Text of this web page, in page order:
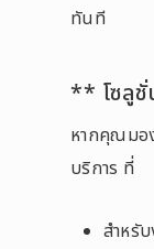
ทันที
** โซลู
หากคุณมอ
บริการ ที่
สำหรั